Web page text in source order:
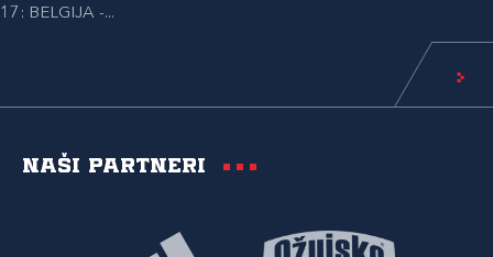
17: BELGIJA -...
Naši partneri